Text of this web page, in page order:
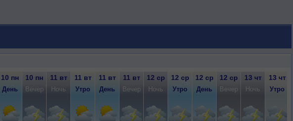
10 пн 10 пн 11 вт 11 вт 11 вт 11 вт 12 ср 12 ср 12 ср 12 ср 13 чт 13 чт
День Вечер Ночь Утро День Вечер Ночь Утро День Вечер Ночь Утро